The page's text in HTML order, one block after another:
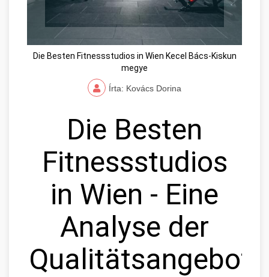
Die Besten Fitnessstudios in Wien Kecel Bács-Kiskun
megye
Írta: Kovács Dorina
Die Besten
Fitnessstudios
in Wien - Eine
Analyse der
Qualitätsangebote